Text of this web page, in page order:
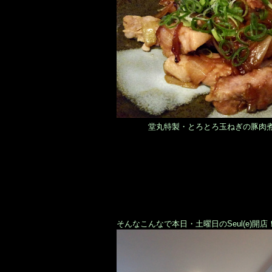
堂丸特製・とろとろ玉ねぎの豚肉
そんなこんなで本日・土曜日のSeul(e)開店